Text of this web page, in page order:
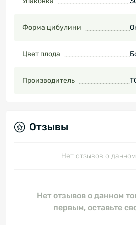
Форма цибулини
Цвет плода
Производитель
Отзывы
Нет отзывов о
Нет отзывов о данном
первым, оставьте